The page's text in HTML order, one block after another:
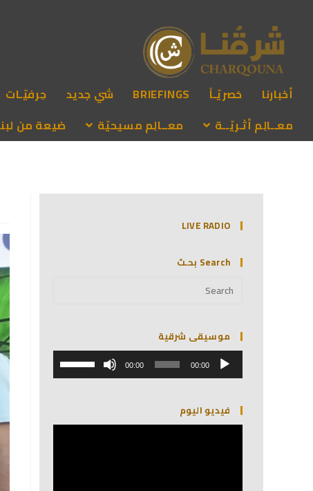
أخبارنا حَصريّـاً BRIEFINGS شي جديد حِرفيّـات
معــالِم أثـريّــة
معــالِم مسيحيّة ضيعة من
LIVE RADIO
Search بحـث
موسيقى شرقية
مشغل
الصوت 00:00
00:00
مفاتيح
لزيادة
فيديو اليوم
مشغل